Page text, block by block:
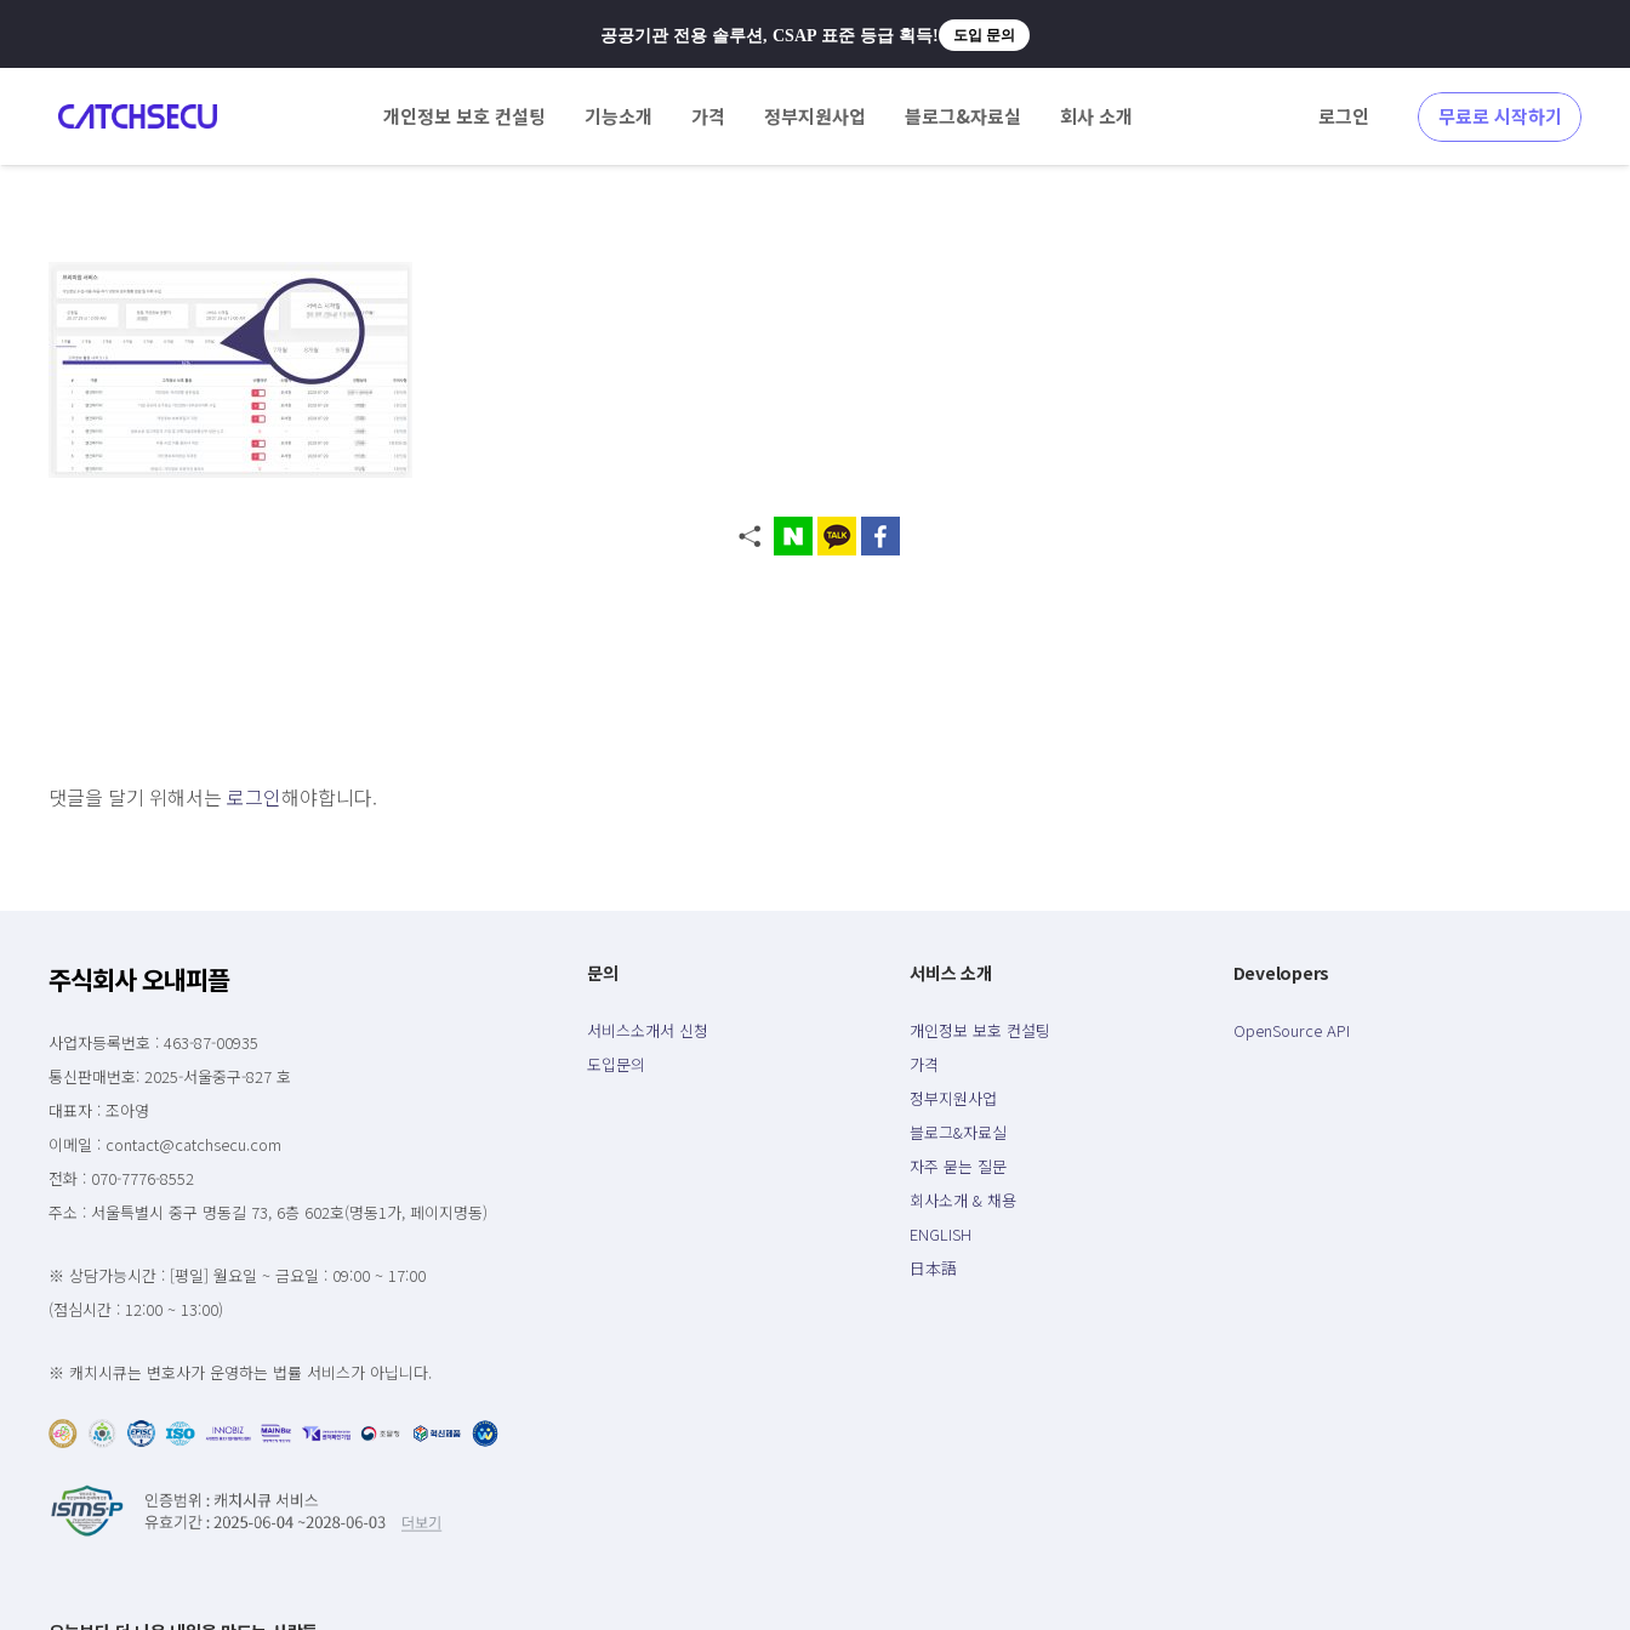
공공기관 전용 솔루션, CSAP 표준 등급 획득! 도입 문의
개인정보 보호 컨설팅 기능소개 가격 정부지원사업 블로그&자료실 회사 소개 로그인 무료로 시작하기
댓글을 달기 위해서는 로그인해야합니다.
주식회사 오내피플
사업자등록번호 : 463-87-00935
통신판매번호: 2025-서울중구-827 호
대표자 : 조아영
이메일 : contact@catchsecu.com
전화 : 070-7776-8552
주소 : 서울특별시 중구 명동길 73, 6층 602호(명동1가, 페이지명동)
※ 상담가능시간 : [평일] 월요일 ~ 금요일 : 09:00 ~ 17:00
(점심시간 : 12:00 ~ 13:00)
※ 캐치시큐는 변호사가 운영하는 법률 서비스가 아닙니다.
문의
서비스소개서 신청
도입문의
서비스 소개
개인정보 보호 컨설팅
가격
정부지원사업
블로그&자료실
자주 묻는 질문
회사소개 & 채용
ENGLISH
日本語
Developers
OpenSource API